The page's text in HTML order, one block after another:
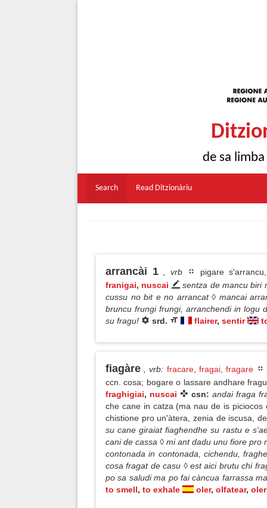
de sa
Search Read Ditzionàriu
arrancài 1 , vrb
pigare
franigai, nuscai
sentza de mancu biri
cussu no bit e no arrancat ◊ mancai
bruncu frungi frungi, arranchendi in logu
su fragu!
srd. flairer, sentir
fiagàre , vrb: fracare, fragai,fragare
ccn. cosa; bogare o lassare andhare
fraghigiai, nuscai csn: andai fraga
che cane in catza (ma nau de is
chistione pro un'àtera, zenia de iscusa,
su cane giraiat fiaghendhe su rastu e
cani de cassa ◊ mi ant dadu unu fiore pro
contonada in contonada, cichendu,
cosa fragat de casu ◊ est aici brutu chi
po sa saludi ma po fai càncua farrassa
to smell, to exhale oler, olfatear, oler